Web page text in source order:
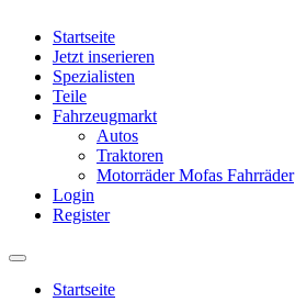
Startseite
Jetzt inserieren
Spezialisten
Teile
Fahrzeugmarkt
Autos
Traktoren
Motorräder Mofas Fahrräder
Login
Register
Startseite